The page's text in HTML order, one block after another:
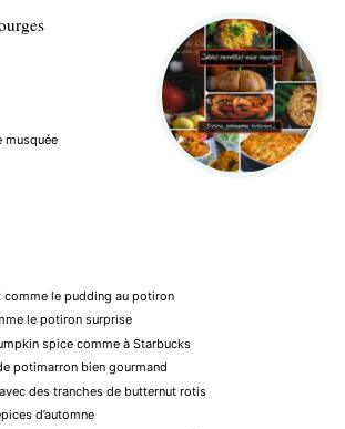
musquée
comme le pudding au potiron
le potiron surprise
spice comme à Starbucks
potimarron bien gourmand
des tranches de butternut rotis
d’automne